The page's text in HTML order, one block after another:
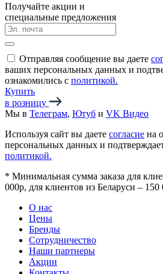
Получайте акции и
специальные предложения
Отправляя сообщение вы даете
ваших персональных данных и
ознакомились с политикой.
Купить
в розницу
Мы в Телеграм, Ютуб и VK Видео
Используя сайт вы даете согласие на
персональных данных и
политикой.
* Минимальная сумма заказа для
000р, для клиентов из Беларуси – 150
О нас
Цены
Бренды
Сотрудничество
Наши партнеры
Акции